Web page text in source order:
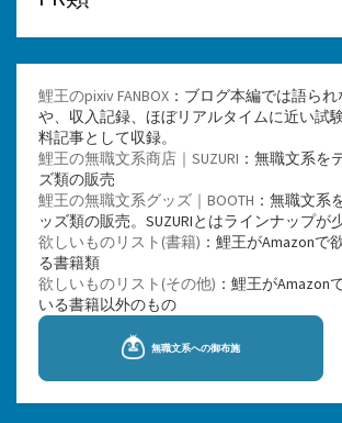
鯉王のpixiv FANBOX ：ブログ本編では語ら
や、収入記録、ほぼリアルタイムに近い試
料記事として収録。
鯉王の無職文系商店｜SUZURI ：無職文系を
ズ類の販売
鯉王の無職文系グッズ｜BOOTH ：無職文系
ッズ類の販売。SUZURIとはラインナップが
欲しいものリスト(書籍) ：鯉王がAmazonで
る書籍類
欲しいものリスト(その他) ：鯉王がAmazon
いる書籍以外のもの